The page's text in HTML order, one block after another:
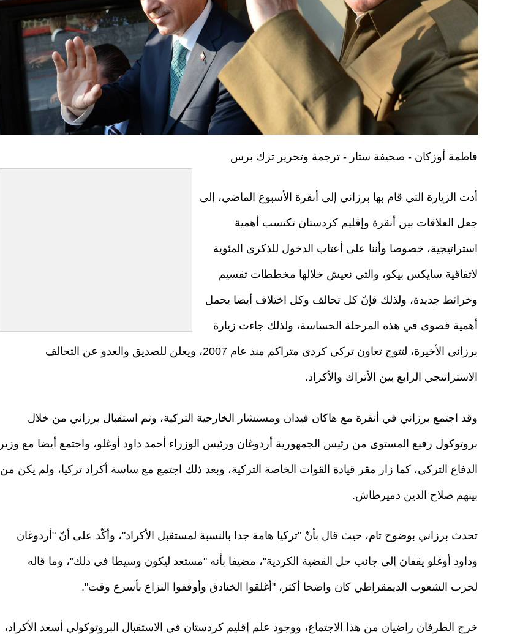
فاطمة أوزكان - صحيفة ستار - ترجمة وتحرير ترك برس
أدت الزيارة التي قام بها برزاني إلى أنقرة الأسبوع الماضي، إلى
جعل العلاقات بين أنقرة وإقليم كردستان تكتسب أهمية
استراتيجية، خصوصا وأننا على أعتاب الدخول للذكرى المئوية
لاتفاقية سايكس بيكو، والتي نعيش خلالها مخططات تقسيم
وخرائط جديدة، ولذلك فإنّ كل تحالف وكل اختلاف أيضا يحمل
أهمية قصوى في هذه المرحلة الحساسة، ولذلك جاءت زيارة
برزاني الأخيرة، لتتوج تعاون تركي كردي متراكم منذ عام 2007، ويعلن للصديق والعدو عن التحالف
الاستراتيجي الرابع بين الأتراك والأكراد.
وقد اجتمع برزاني في أنقرة مع هاكان فيدان ومستشار الخارجية التركية، وتم استقبال برزاني من خلال
بروتوكول رفيع المستوى من رئيس الجمهورية أردوغان ورئيس الوزراء أحمد داود أوغلو، واجتمع أيضا مع وزير
الدفاع التركي، كما زار مقر قيادة القوات الخاصة التركية، وبعد ذلك اجتمع مع ساسة أكراد تركيا، ولم يكن من
بينهم صلاح الدين دميرطاش.
تحدث برزاني بوضوح تام، حيث قال بأنّ "تركيا هامة جدا بالنسبة لمستقبل الأكراد"، وأكّد على أنّ "أردوغان
وداود أوغلو يقفان إلى جانب حل القضية الكردية"، مضيفا بأنه "مستعد ليكون وسيطا في ذلك"، وما قاله
لحزب الشعوب الديمقراطي كان واضحا أكثر، "أغلقوا الخنادق وأوقفوا النزاع بأسرع وقت".
خرج الطرفان راضيان من هذا الاجتماع، ووجود علم إقليم كردستان في الاستقبال البروتوكولي أسعد الأكراد،